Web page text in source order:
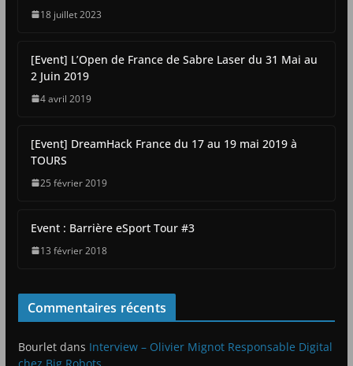
18 juillet 2023
[Event] L’Open de France de Sabre Laser du 31 Mai au
2 Juin 2019
4 avril 2019
[Event] DreamHack France du 17 au 19 mai 2019 à
TOURS
25 février 2019
Event : Barrière eSport Tour #3
13 février 2018
Commentaires récents
Bourletdans Interview – Olivier Mignot Responsable Digital